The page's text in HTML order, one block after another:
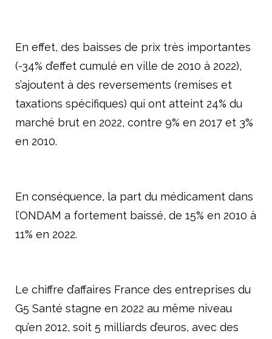
En effet, des baisses de prix très importantes
(-34% d’effet cumulé en ville de 2010 à 2022),
s’ajoutent à des reversements (remises et
taxations spécifiques) qui ont atteint 24% du
marché brut en 2022, contre 9% en 2017 et 3%
en 2010.
En conséquence, la part du médicament dans
l’ONDAM a fortement baissé, de 15% en 2010 à
11% en 2022.
Le chiffre d’affaires France des entreprises du
G5 Santé stagne en 2022 au même niveau
qu’en 2012, soit 5 milliards d’euros, avec des